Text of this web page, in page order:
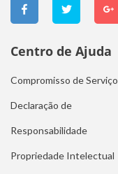
Centro de Ajuda
Compromisso de Serviço
Declaração de
Responsabilidade
Propriedade Intelectual